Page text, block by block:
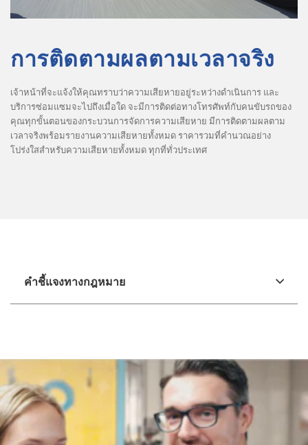
การติดตามผลตามเวลาจริง
เจ้าหน้าที่จะแจ้งให้คุณทราบว่าความเสียหายอยู่ระหว่างดำเนินการ และ
บริการซ่อมแซมจะไปถึงเมื่อใด จะมีการติดต่อทางโทรศัพท์กับคนขับรถของ
คุณทุกขั้นตอนของกระบวนการจัดการความเสียหาย มีการติดตามผลตาม
เวลาจริงพร้อมรายงานความเสียหายทั้งหมด ราคารวมที่คำนวณอย่าง
โปร่งใสสำหรับความเสียหายทั้งหมด ทุกที่ทั่วประเทศ
คำชี้แจงทางกฎหมาย